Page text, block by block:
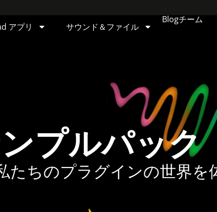
アプリ サウンド＆ファイル
Blogチーム
ンプルパック
たちのプラグインの世界を